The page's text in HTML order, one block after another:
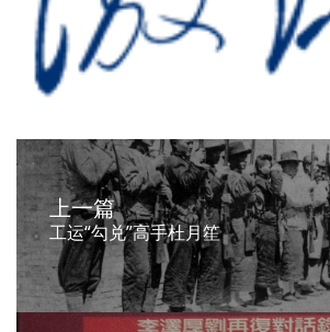
上一篇
工运“勾兑”高手杜月笙